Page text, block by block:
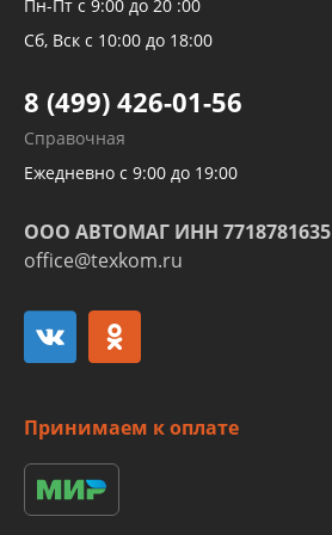
Трубок кондиционеров
Развертка пайка медных стальных
алюминиевых трубок и штуцеров
Пн-Пт с 9:00 до 20 :00
Сб, Вск с 10:00 до 18:00
8 (499) 426-01-56
Справочная
Ежедневно с 9:00 до 19:00
ООО АВТОМАГ ИНН 7718781635
office@texkom.ru
Принимаем к оплате